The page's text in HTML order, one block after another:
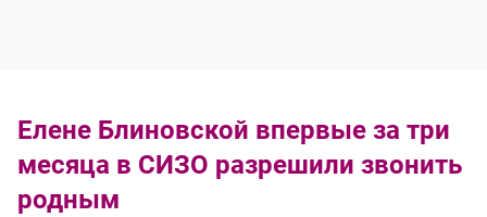
Елене Блиновской впервые за три
месяца в СИЗО разрешили звонить
родным